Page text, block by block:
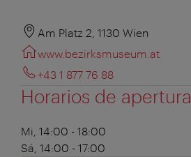
Am Platz 2, 1130 Wien
www.bezirksmuseum.at
+43 1 877 76 88
Horarios de apertura
Mi, 14:00 - 18:00
Sá, 14:00 - 17:00